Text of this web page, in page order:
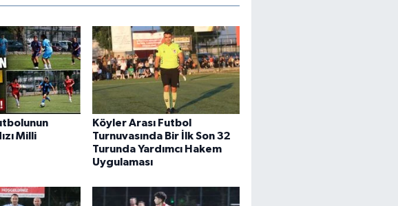
Milli
Köyler Arası Futbol
Turnuvasında Bir İlk Son 32
Turunda Yardımcı Hakem
Uygulaması